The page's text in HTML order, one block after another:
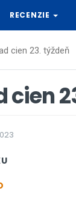
RECENZIE
cien 23. týždeň
cien